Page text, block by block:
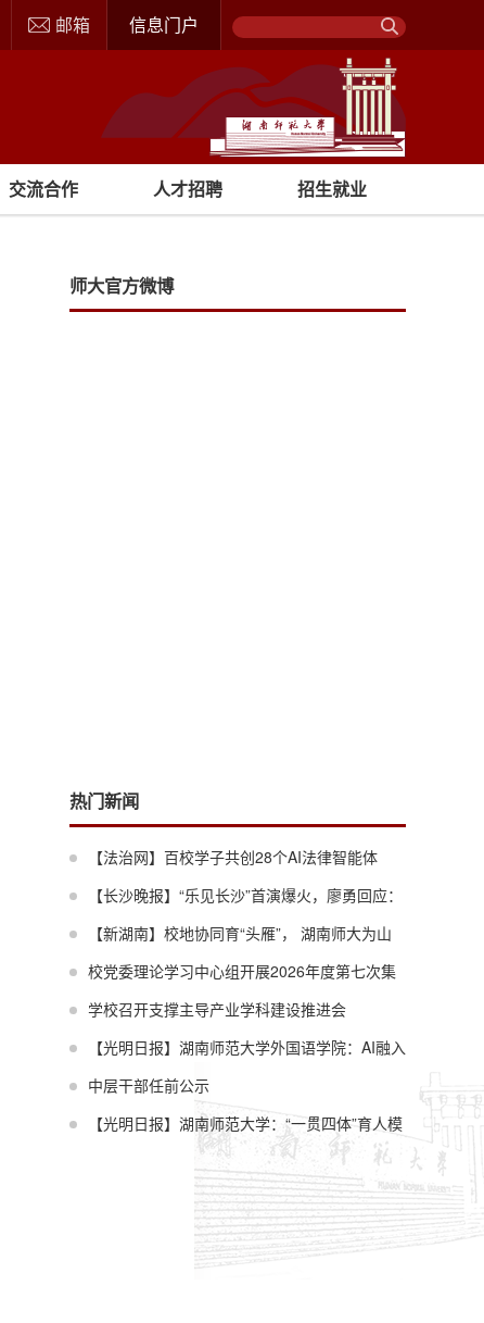
邮箱 信息门户
交流合作 人才招聘 招生就业
师大官方微博
热门新闻
【法治网】百校学子共创28个AI法律智能体
——第五届“大数据与法律检索”暑期学校落幕
【长沙晚报】“乐见长沙”首演爆火，廖勇回应：
这才叫通气
【新湖南】校地协同育“头雁”， 湖南师大为山
区教育数字化转型蓄力
校党委理论学习中心组开展2026年度第七次集
体学习
学校召开支撑主导产业学科建设推进会
【光明日报】湖南师范大学外国语学院：AI融入
课堂 教育更鲜活
中层干部任前公示
【光明日报】湖南师范大学：“一贯四体”育人模
式让外语课程思政落地生根